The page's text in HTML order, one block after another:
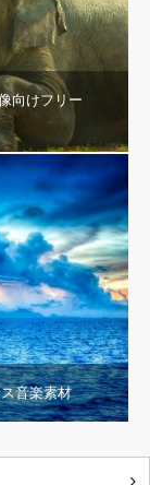
向けフリー
音楽素材